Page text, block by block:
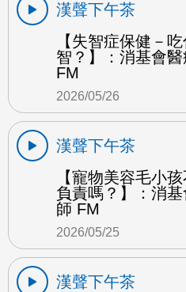
漢聲下午茶
【失智症保健－
智？】：消基會
FM
2026/05/26
漢聲下午茶
【寵物美容毛小
負責嗎？】：消
師 FM
2026/05/25
漢聲下午茶